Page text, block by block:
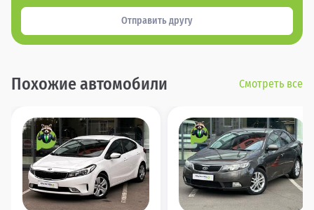
Отправить другу
Похожие автомобили Смотреть все